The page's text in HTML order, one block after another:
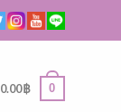
0.00฿ 0